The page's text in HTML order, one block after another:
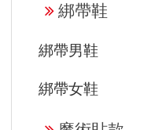
綁帶鞋
綁帶男鞋
綁帶女鞋